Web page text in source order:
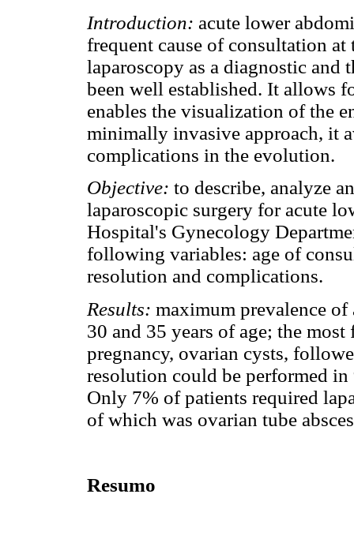
Introduction: acute lower
frequent cause of consultation
laparoscopy as a diagnostic and
been well established. It allows
enables the visualization of the
minimally invasive approach, it
complications in the evolution.
Objective: to describe, analyze
laparoscopic surgery for acute
Hospital's Gynecology
following variables: age of
resolution and complications.
Results: maximum prevalence of
30 and 35 years of age; the
pregnancy, ovarian cysts,
resolution could be performed
Only 7% of patients required
of which was ovarian tube
Resumo